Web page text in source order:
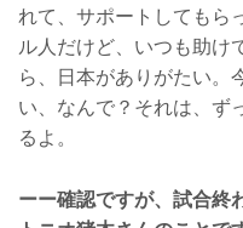
れて、サポートしてもら
ル人だけど、いつも助け
ら、日本がありがたい。
い、なんで？それは、ず
るよ。
ーー確認ですが、試合終